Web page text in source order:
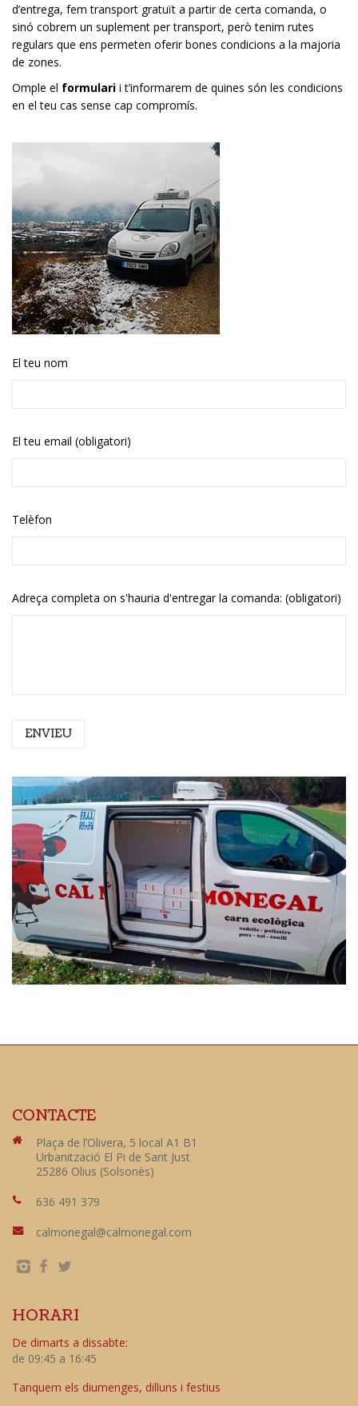
d’entrega, fem transport gratuït a partir de certa comanda, o
sinó cobrem un suplement per transport, però tenim rutes
regulars que ens permeten oferir bones condicions a la majoria
de zones.
Omple el formulari i t’informarem de quines són les condicions
en el teu cas sense cap compromís.
El teu nom
El teu email (obligatori)
Telèfon
Adreça completa on s'hauria d'entregar la comanda: (obligatori)
CONTACTE
Plaça de l’Olivera, 5 local A1 B1
Urbanització El Pi de Sant Just
25286 Olius (Solsonès)
636 491 379
calmonegal@calmonegal.com
HORARI
De dimarts a dissabte:
de 09:45 a 16:45
Tanquem els diumenges, dilluns i festius